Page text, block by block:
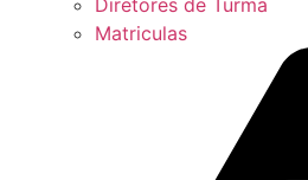
Diretores de Turma
Matriculas